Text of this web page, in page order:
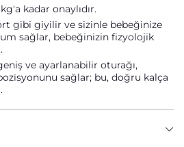
kadar onaylıdır.
gibi giyilir ve sizinle bebeğinize
sağlar, bebeğinizin fizyolojik
ve ayarlanabilir oturağı,
sağlar; bu, doğru kalça